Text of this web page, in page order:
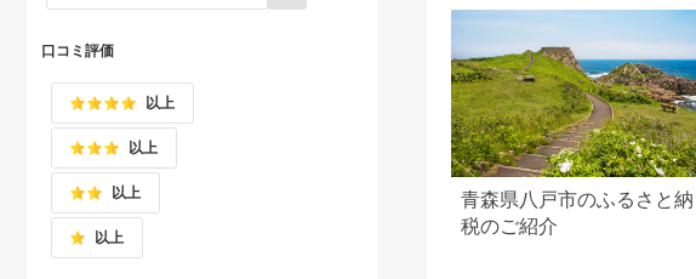
口コミ評価
以上
以上
以上
以上
青森県八戸市のふるさと納
税のご紹介